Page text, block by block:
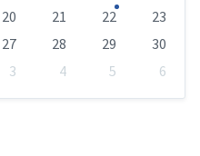
20 21 22
23
27 28 29
30
3 4 5
6